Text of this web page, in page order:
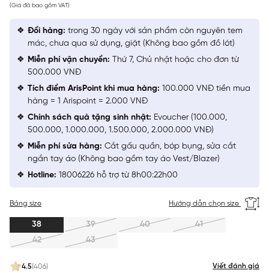
(Giá đã bao gồm VAT)
4.5(406) Viết đánh giá
Bảng size Hướng dẫn chọn size
38 39 40
41
42
43
Đổi hàng: trong 30 ngày với sản phẩm còn nguyên tem
mác, chưa qua sử dụng, giặt (Không bao gồm đồ lót)
Miễn phí vận chuyển: Thứ 7, Chủ nhật hoặc cho đơn từ
500.000 VNĐ
Tích điểm ArisPoint khi mua hàng: 100.000 VNĐ tiền mua
hàng = 1 Arispoint = 2.000 VNĐ
Chính sách quà tặng sinh nhật: Evoucher (100.000,
500.000, 1.000.000, 1.500.000, 2.000.000 VNĐ)
Miễn phí sửa hàng: Cắt gấu quần, bóp bụng, sửa cắt
ngắn tay áo (Không bao gồm tay áo Vest/Blazer)
Hotline: 18006226 hỗ trợ từ 8h00:22h00